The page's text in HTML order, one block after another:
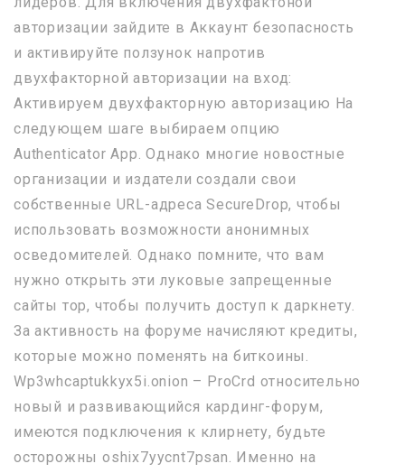
авторизации зайдите в Аккаунт безопасность
и активируйте ползунок напротив
двухфакторной авторизации на вход:
Активируем двухфакторную авторизацию На
следующем шаге выбираем опцию
Authenticator App. Однако многие новостные
организации и издатели создали свои
собственные URL-адреса SecureDrop, чтобы
использовать возможности анонимных
осведомителей. Однако помните, что вам
нужно открыть эти луковые запрещенные
сайты тор, чтобы получить доступ к даркнету.
За активность на форуме начисляют кредиты,
которые можно поменять на биткоины.
Wp3whcaptukkyx5i.onion – ProCrd относительно
новый и развивающийся кардинг-форум,
имеются подключения к клирнету, будьте
осторожны oshix7yycnt7psan. Именно на